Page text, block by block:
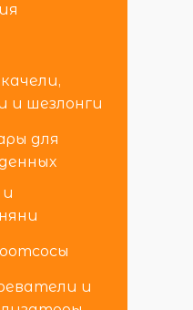
и шезлонги
для
и